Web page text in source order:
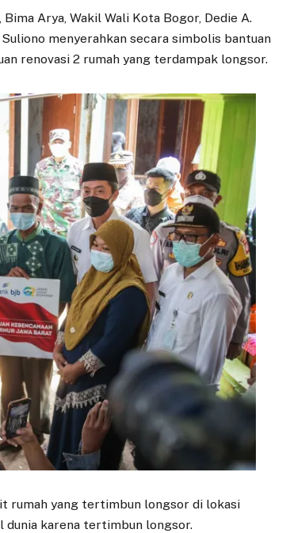
Arya, Wakil Wali Kota Bogor, Dedie A.
menyerahkan secara simbolis bantuan
renovasi 2 rumah yang terdampak longsor.
rumah yang tertimbun longsor di lokasi
dunia karena tertimbun longsor.